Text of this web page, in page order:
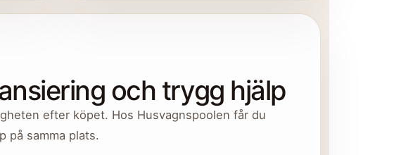
och trygg hjälp
efter köpet. Hos Husvagnspoolen får du
på samma plats.